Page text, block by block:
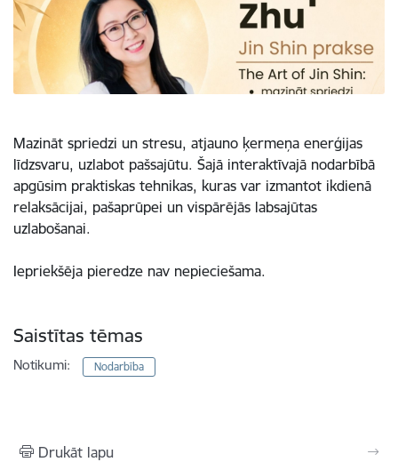
Mazināt spriedzi un stresu, atjauno ķermeņa enerģijas
līdzsvaru, uzlabot pašsajūtu. Šajā interaktīvajā nodarbībā
apgūsim praktiskas tehnikas, kuras var izmantot ikdienā
relaksācijai, pašaprūpei un vispārējās labsajūtas
uzlabošanai.
Iepriekšēja pieredze nav nepieciešama.
Saistītas tēmas
Notikumi: Nodarbība
Drukāt lapu